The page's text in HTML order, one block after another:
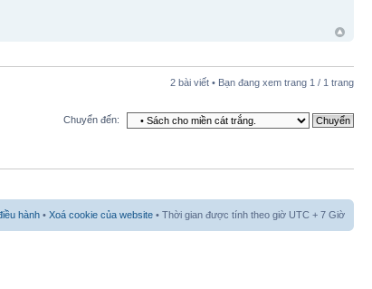
2 bài viết • Bạn đang xem trang 1 / 1 trang
Chuyển đến:
hành • Xoá cookie của website • Thời gian được tính theo giờ UTC + 7 Giờ